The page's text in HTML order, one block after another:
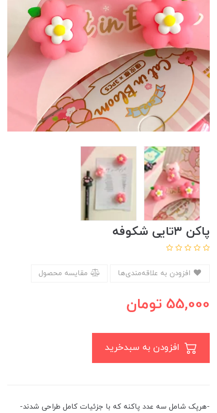
پاکن ۳تایی شکوفه
مقایسه محصول
55,000 تومان
-هرپک شامل سه عدد پاکنه که با جزئیات کامل طراحی شدند-